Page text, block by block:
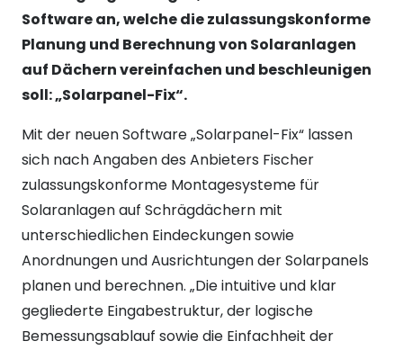
Software an, welche die zulassungskonforme
Planung und Berechnung von Solaranlagen
auf Dächern vereinfachen und beschleunigen
soll: „Solarpanel-Fix“.
Mit der neuen Software „Solarpanel-Fix“ lassen
sich nach Angaben des Anbieters Fischer
zulassungskonforme Montagesysteme für
Solaranlagen auf Schrägdächern mit
unterschiedlichen Eindeckungen sowie
Anordnungen und Ausrichtungen der Solarpanels
planen und berechnen. „Die intuitive und klar
gegliederte Eingabestruktur, der logische
Bemessungsablauf sowie die Einfachheit der